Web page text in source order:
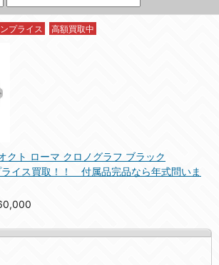
プライス 高額買取中
クト ローマ クロノグラフ ブラック
イス買取！！ 付属品完品なら年式問いま